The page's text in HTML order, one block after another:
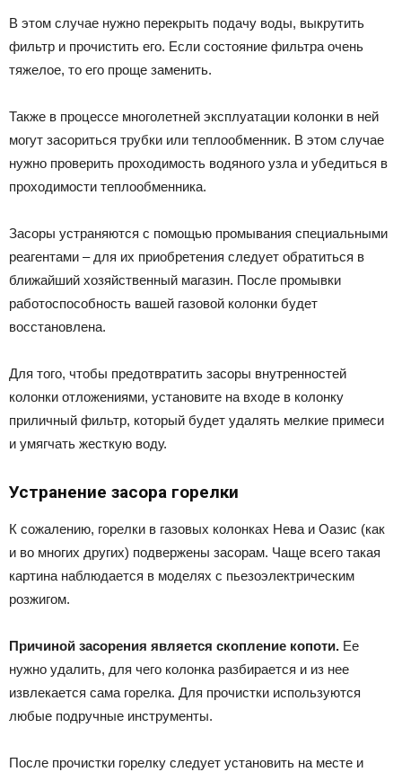
В этом случае нужно перекрыть подачу воды, выкрутить
фильтр и прочистить его. Если состояние фильтра очень
тяжелое, то его проще заменить.
Также в процессе многолетней эксплуатации колонки в ней
могут засориться трубки или теплообменник. В этом случае
нужно проверить проходимость водяного узла и убедиться в
проходимости теплообменника.
Засоры устраняются с помощью промывания специальными
реагентами – для их приобретения следует обратиться в
ближайший хозяйственный магазин. После промывки
работоспособность вашей газовой колонки будет
восстановлена.
Для того, чтобы предотвратить засоры внутренностей
колонки отложениями, установите на входе в колонку
приличный фильтр, который будет удалять мелкие примеси
и умягчать жесткую воду.
Устранение засора горелки
К сожалению, горелки в газовых колонках Нева и Оазис (как
и во многих других) подвержены засорам. Чаще всего такая
картина наблюдается в моделях с пьезоэлектрическим
розжигом.
Причиной засорения является скопление копоти. Ее
нужно удалить, для чего колонка разбирается и из нее
извлекается сама горелка. Для прочистки используются
любые подручные инструменты.
После прочистки горелку следует установить на месте и